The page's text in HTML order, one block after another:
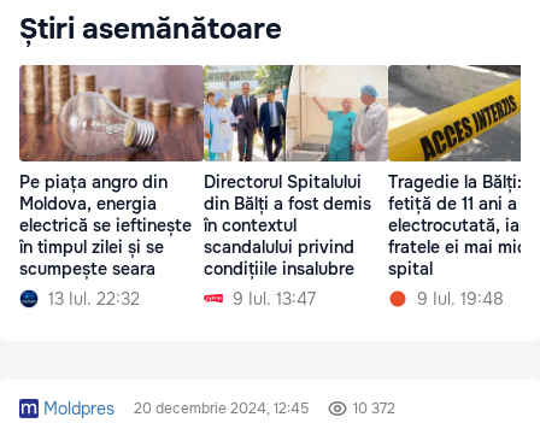
Știri asemănătoare
Pe piața angro din
Moldova, energia
electrică se ieftinește
în timpul zilei și se
scumpește seara
13 Iul. 22:32
Directorul Spitalului
din Bălți a fost demis
în contextul
scandalului privind
condițiile insalubre
9 Iul. 13:47
Tragedie la Bălți: O
fetiță de 11 ani a
electrocutată, iar
fratele ei mai mic
spital
9 Iul. 19:48
Moldpres 20 decembrie 2024, 12:45 10 372